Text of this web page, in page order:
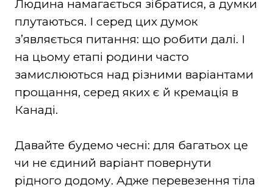
Людина намагається зібратися, а думки
плутаються. І серед цих думок
зʼявляється питання: що робити далі. І
на цьому етапі родини часто
замислюються над різними варіантами
прощання, серед яких є й кремація в
Канаді.
Давайте будемо чесні: для багатьох це
чи не єдиний варіант повернути
рідного додому. Адже перевезення тіла